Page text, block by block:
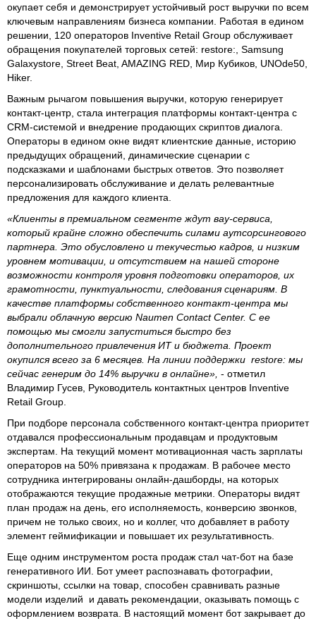
окупает себя и демонстрирует устойчивый рост выручки по всем
ключевым направлениям бизнеса компании. Работая в едином
решении, 120 операторов Inventive Retail Group обслуживает
обращения покупателей торговых сетей: restore:, Samsung
Galaxystore, Street Beat, AMAZING RED, Мир Кубиков, UNOde50,
Hiker.
Важным рычагом повышения выручки, которую генерирует
контакт-центр, стала интеграция платформы контакт-центра с
CRM-системой и внедрение продающих скриптов диалога.
Операторы в едином окне видят клиентские данные, историю
предыдущих обращений, динамические сценарии с
подсказками и шаблонами быстрых ответов. Это позволяет
персонализировать обслуживание и делать релевантные
предложения для каждого клиента.
«Клиенты в премиальном сегменте ждут вау-сервиса,
который крайне сложно обеспечить силами аутсорсингового
партнера. Это обусловлено и текучестью кадров, и низким
уровнем мотивации, и отсутствием на нашей стороне
возможности контроля уровня подготовки операторов, их
грамотности, пунктуальности, следования сценариям. В
качестве платформы собственного контакт-центра мы
выбрали облачную версию Naumen Contact Center. С ее
помощью мы смогли запуститься быстро без
дополнительного привлечения ИТ и бюджета. Проект
окупился всего за 6 месяцев. На линии поддержки restore: мы
сейчас генерим до 14% выручки в онлайне», - отметил
Владимир Гусев, Руководитель контактных центров Inventive
Retail Group.
При подборе персонала собственного контакт-центра приоритет
отдавался профессиональным продавцам и продуктовым
экспертам. На текущий момент мотивационная часть зарплаты
операторов на 50% привязана к продажам. В рабочее место
сотрудника интегрированы онлайн-дашборды, на которых
отображаются текущие продажные метрики. Операторы видят
план продаж на день, его исполняемость, конверсию звонков,
причем не только своих, но и коллег, что добавляет в работу
элемент геймификации и повышает их результативность.
Еще одним инструментом роста продаж стал чат-бот на базе
генеративного ИИ. Бот умеет распознавать фотографии,
скриншоты, ссылки на товар, способен сравнивать разные
модели изделий и давать рекомендации, оказывать помощь с
оформлением возврата. В настоящий момент бот закрывает до